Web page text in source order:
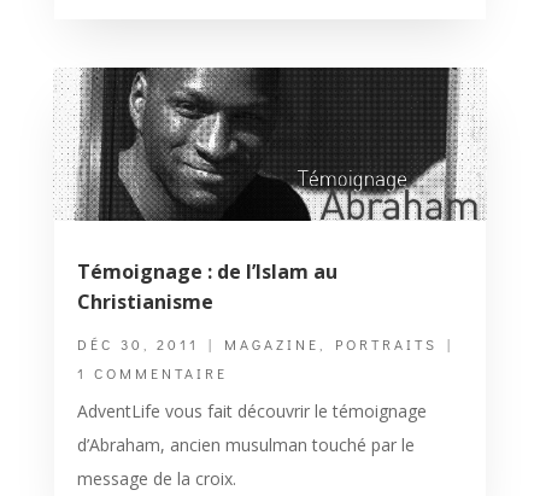
Témoignage : de l’Islam au
Christianisme
DÉC 30, 2011 | MAGAZINE PORTRAITS
|
1 COMMENTAIRE
AdventLife vous fait découvrir le témoignage
d’Abraham, ancien musulman touché par le
message de la croix.